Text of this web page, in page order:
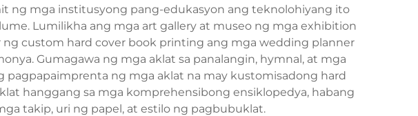
ng mga institusyong pang-edukasyon ang teknolohiyang ito
Lumilikha ang mga art gallery at museo ng mga exhibition
custom hard cover book printing ang mga wedding planner
Gumagawa ng mga aklat sa panalangin, hymnal, at mga
pagpapaimprenta ng mga aklat na may kustomisadong hard
hanggang sa mga komprehensibong ensiklopedya, habang
takip, uri ng papel, at estilo ng pagbubuklat.